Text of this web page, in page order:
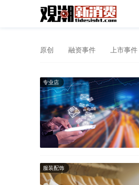
原创 融资事件 上市事件
专业店
服装配饰